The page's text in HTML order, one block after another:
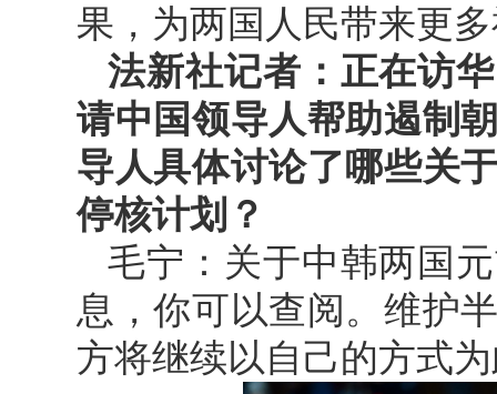
果，为两国人民带来更
法新社记者：正在访
请中国领导人帮助遏制
导人具体讨论了哪些关
停核计划？
毛宁：关于中韩两国
息，你可以查阅。维护
方将继续以自己的方式